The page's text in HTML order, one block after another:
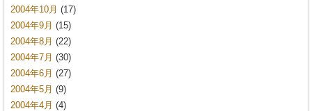
2004年10月 (17)
2004年9月 (15)
2004年8月 (22)
2004年7月 (30)
2004年6月 (27)
2004年5月 (9)
2004年4月 (4)